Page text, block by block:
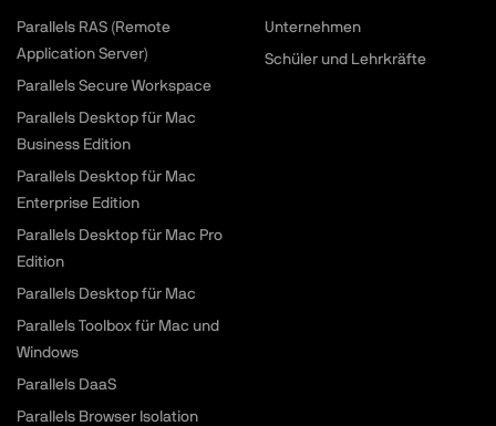
Parallels RAS (Remote
Application Server)
Parallels Secure Workspace
Parallels Desktop für Mac
Business Edition
Parallels Desktop für Mac
Enterprise Edition
Parallels Desktop für Mac Pro
Edition
Parallels Desktop für Mac
Parallels Toolbox für Mac und
Windows
Parallels DaaS
Parallels Browser Isolation
Unternehmen
Schüler und Lehrkräfte